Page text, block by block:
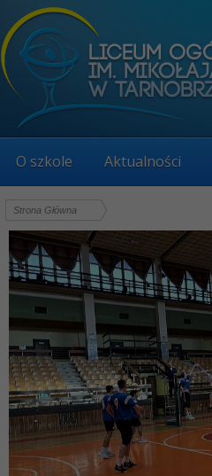
O szkole Aktualności
Strona Główna